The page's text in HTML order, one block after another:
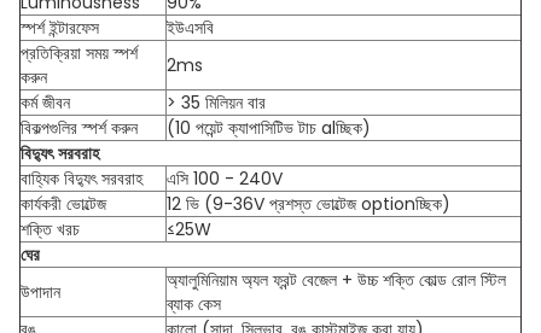
স্পর্শ ইন্টারফেস
ইউএসবি
প্রতিক্রিয়া সময় স্পর্শ
করুন
2ms
কর্ম জীবন
> 35 মিলিয়ন বার
বিকল্পগুলির স্পর্শ করুন
(10 পয়েন্ট ক্যাপাসিটিভ টাচ alচ্ছিক)
বিদ্যুৎ সরবরাহ
বাহ্যিক বিদ্যুৎ সরবরাহ
এসি 100 - 240V
কার্যকরী ভোল্টেজ
12 ভি (9-36V প্রশস্ত ভোল্টেজ optionচ্ছিক)
শক্তি খরচ
≤25W
ঘের
উপাদান
অ্যালুমিনিয়াম অ্যল ফ্রন্ট বেজেল + উচ্চ শক্তি কোল্ড রোল স্টিল
ব্যাক কেস